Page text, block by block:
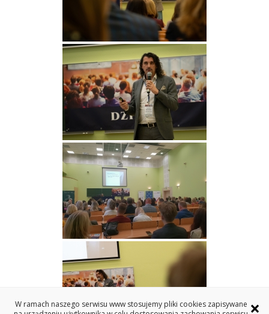
×
W ramach naszego serwisu www stosujemy pliki cookies zapisywane